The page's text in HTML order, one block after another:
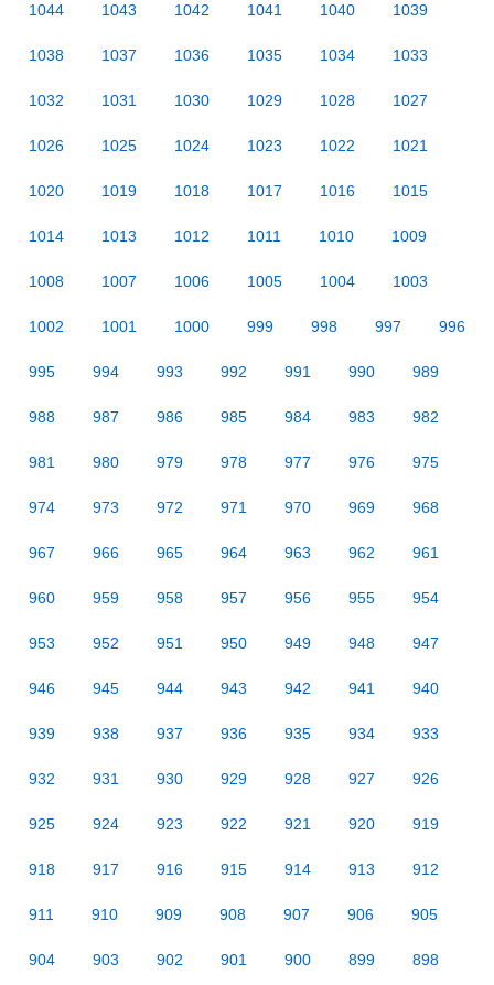
1044 1043 1042 1041 1040 1039
1038 1037 1036 1035 1034 1033
1032 1031 1030 1029 1028 1027
1026 1025 1024 1023 1022 1021
1020 1019 1018 1017 1016 1015
1014 1013 1012 1011 1010 1009
1008 1007 1006 1005 1004 1003
1002 1001 1000 999 998 997 996
995 994 993 992 991 990 989
988 987 986 985 984 983 982
981 980 979 978 977 976 975
974 973 972 971 970 969 968
967 966 965 964 963 962 961
960 959 958 957 956 955 954
953 952 951 950 949 948 947
946 945 944 943 942 941 940
939 938 937 936 935 934 933
932 931 930 929 928 927 926
925 924 923 922 921 920 919
918 917 916 915 914 913 912
911 910 909 908 907 906 905
904 903 902 901 900 899 898